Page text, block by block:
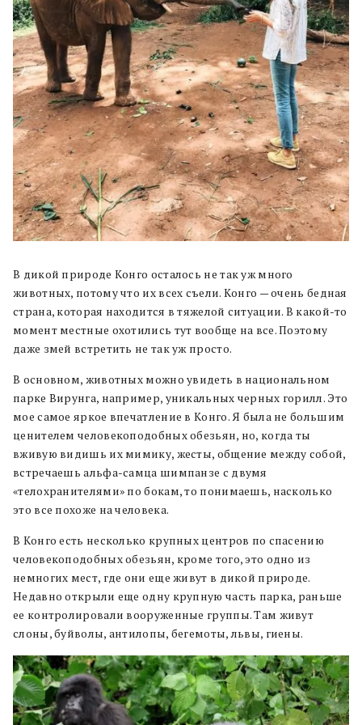
В дикой природе Конго осталось не так уж много
животных, потому что их всех съели. Конго — очень бедная
страна, которая находится в тяжелой ситуации. В какой-то
момент местные охотились тут вообще на все. Поэтому
даже змей встретить не так уж просто.
В основном, животных можно увидеть в национальном
парке Вирунга, например, уникальных черных горилл. Это
мое самое яркое впечатление в Конго. Я была не большим
ценителем человекоподобных обезьян, но, когда ты
вживую видишь их мимику, жесты, общение между собой,
встречаешь альфа-самца шимпанзе с двумя
«телохранителями» по бокам, то понимаешь, насколько
это все похоже на человека.
В Конго есть несколько крупных центров по спасению
человекоподобных обезьян, кроме того, это одно из
немногих мест, где они еще живут в дикой природе.
Недавно открыли еще одну крупную часть парка, раньше
ее контролировали вооруженные группы. Там живут
слоны, буйволы, антилопы, бегемоты, львы, гиены.